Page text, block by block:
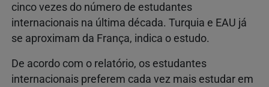
cinco vezes do número de estudantes
internacionais na última década. Turquia e EAU já
se aproximam da França, indica o estudo.
De acordo com o relatório, os estudantes
internacionais preferem cada vez mais estudar em